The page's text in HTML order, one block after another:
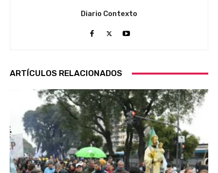
Diario Contexto
ARTÍCULOS RELACIONADOS